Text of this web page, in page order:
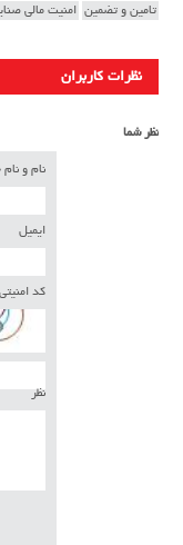
تامین و تضمین امنیت مالی
نظرات کاربران
نظر شما
نام و نام
ایمیل
کد امنیتی
نظر